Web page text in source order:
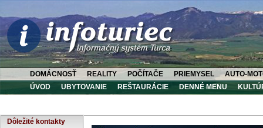
DOMÁCNOSŤ REALITY POČÍTAČE PRIEMYSEL
AUTO-
ÚVOD
UBYTOVANIE REŠTAURÁCIE DENNÉ MENU
Dôležité kontakty